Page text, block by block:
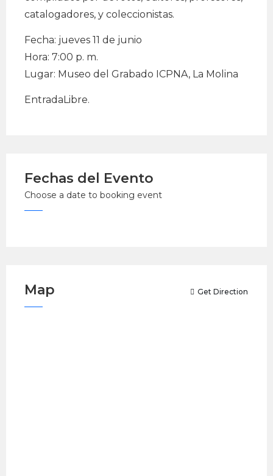
catalogadores, y coleccionistas.
Fecha: jueves 11 de junio
Hora: 7:00 p. m.
Lugar: Museo del Grabado ICPNA, La Molina
EntradaLibre.
Fechas del Evento
Choose a date to booking event
Map Get Direction